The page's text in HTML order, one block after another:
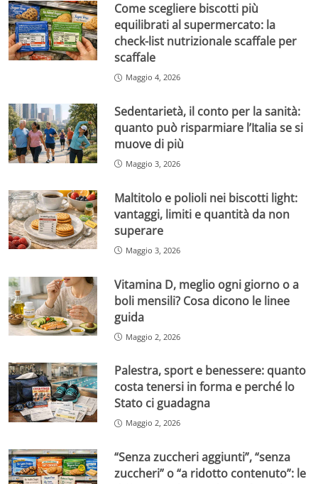
Come scegliere biscotti più
equilibrati al supermercato: la
check-list nutrizionale scaffale per
scaffale
Maggio 4, 2026
Sedentarietà, il conto per la sanità:
quanto può risparmiare l’Italia se si
muove di più
Maggio 3, 2026
Maltitolo e polioli nei biscotti light:
vantaggi, limiti e quantità da non
superare
Maggio 3, 2026
Vitamina D, meglio ogni giorno o a
boli mensili? Cosa dicono le linee
guida
Maggio 2, 2026
Palestra, sport e benessere: quanto
costa tenersi in forma e perché lo
Stato ci guadagna
Maggio 2, 2026
“Senza zuccheri aggiunti”, “senza
zuccheri” o “a ridotto contenuto”: le